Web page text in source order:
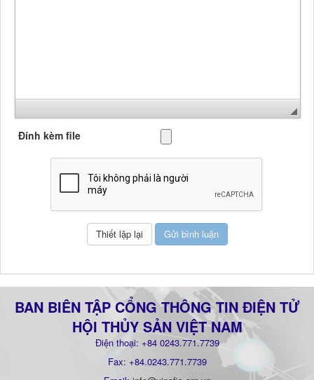
Đính kèm file
BAN BIÊN TẬP CỔNG THÔNG TIN ĐIỆN TỬ
HỘI THỦY SẢN VIỆT NAM
Điện thoại: +84 0243.771.7739
Fax: +84.0243.771.7739